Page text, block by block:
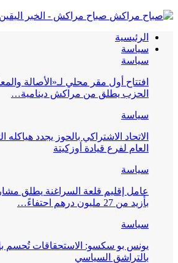
صباح مراكش - الخبر
الرئيسية
سياسة
سياسة
افتتاح أول مقر محلي لـ«الأصالة
الحزب يطلق من مراكش دينامية…
سياسة
الاتحاد الاشتراكي بالحوز يجدد هياكله
العام لفرع قيادة أوزكيتة
سياسة
عامل إقليم قلعة السراغنة يطلق
بأزيد من 27 مليون درهم احتفاءً…
سياسة
يونس بو سكسو: الاستحقاقات تُحسم
بالتراشق السياسي